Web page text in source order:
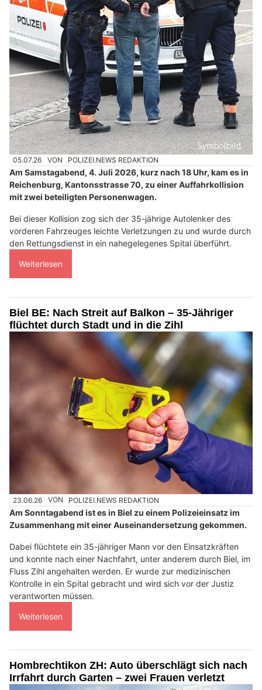
05.07.26 VON POLIZEI.NEWS REDAKTION
Am Samstagabend, 4. Juli 2026, kurz nach 18 Uhr, kam es in
Reichenburg, Kantonsstrasse 70, zu einer Auffahrkollision
mit zwei beteiligten Personenwagen.
Bei dieser Kollision zog sich der 35-jährige Autolenker des
vorderen Fahrzeuges leichte Verletzungen zu und wurde durch
den Rettungsdienst in ein nahegelegenes Spital überführt.
Weiterlesen
Biel BE: Nach Streit auf Balkon – 35-Jähriger
flüchtet durch Stadt und in die Zihl
23.06.26 VON POLIZEI.NEWS REDAKTION
Am Sonntagabend ist es in Biel zu einem Polizeieinsatz im
Zusammenhang mit einer Auseinandersetzung gekommen.
Dabei flüchtete ein 35-jähriger Mann vor den Einsatzkräften
und konnte nach einer Nachfahrt, unter anderem durch Biel, im
Fluss Zihl angehalten werden. Er wurde zur medizinischen
Kontrolle in ein Spital gebracht und wird sich vor der Justiz
verantworten müssen.
Weiterlesen
Hombrechtikon ZH: Auto überschlägt sich nach
Irrfahrt durch Garten – zwei Frauen verletzt